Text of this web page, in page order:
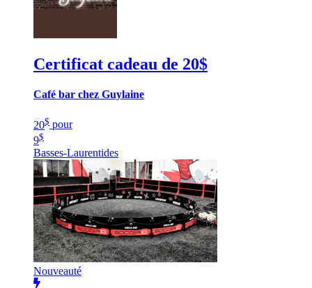
Certificat cadeau de 20$
Café bar chez Guylaine
20$ pour
9$
Basses-Laurentides
Nouveauté